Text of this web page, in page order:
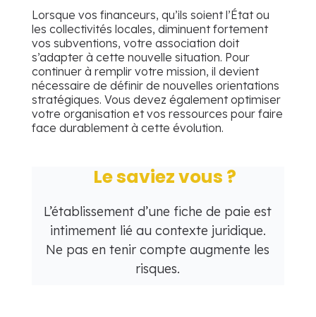
Lorsque vos financeurs, qu’ils soient l’État ou
les collectivités locales, diminuent fortement
vos subventions, votre association doit
s’adapter à cette nouvelle situation. Pour
continuer à remplir votre mission, il devient
nécessaire de définir de nouvelles orientations
stratégiques. Vous devez également optimiser
votre organisation et vos ressources pour faire
face durablement à cette évolution.
Le saviez vous ?
L’établissement d’une fiche de paie est
intimement lié au contexte juridique.
Ne pas en tenir compte augmente les
risques.